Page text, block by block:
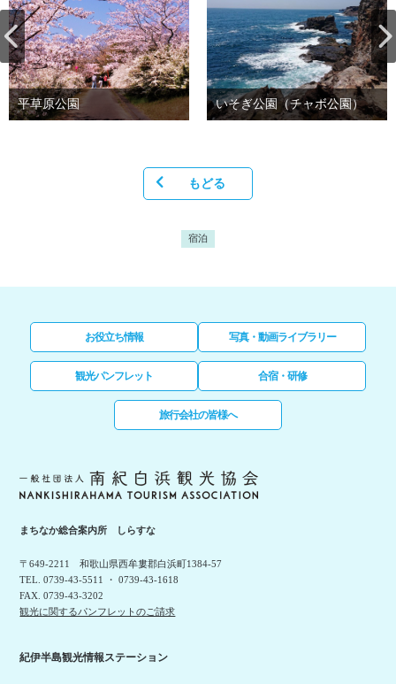
平草原公園 いそぎ公園（チャボ公園）
もどる
宿泊
お役立ち情報 写真・動画ライブラリー
観光パンフレット 合宿・研修
旅行会社の皆様へ
まちなか総合案内所 しらすな
〒649-2211 和歌山県西牟婁郡白浜町1384-57
TEL. 0739-43-5511 ・ 0739-43-1618
FAX. 0739-43-3202
観光に関するパンフレットのご請求
紀伊半島観光情報ステーション